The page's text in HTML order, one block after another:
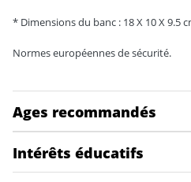
* Dimensions du banc : 18 X 10 X 9.5
Normes européennes de sécurité.
Ages recommandés
Intérêts éducatifs